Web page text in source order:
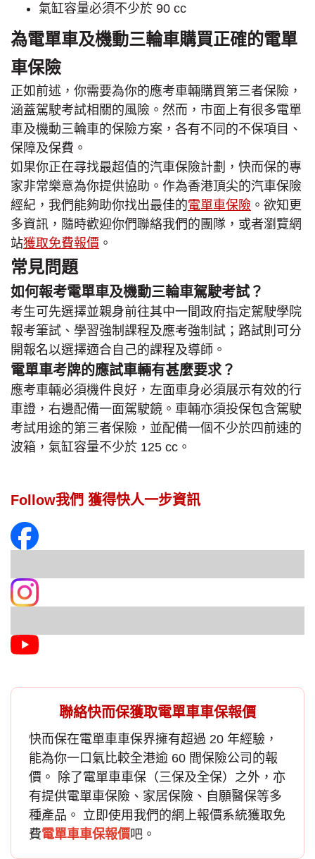
氣缸容量必須不少於 90 cc
為電單車及機動三輪車購買正確的電單
車保險
正如前述，你需要為你的應考車輛購買第三者保險，
涵蓋駕駛考試相關的風險。然而，市面上有很多電單
車及機動三輪車的保險方案，各有不同的不保項目、
保障及保費。
如果你正在尋找最超值的汽車保險計劃，快而保的專
家非常樂意為你提供協助。作為香港頂尖的汽車保險
經紀，我們能夠助你找出最佳的電單車保險 。欲知更
多資訊，隨時歡迎你們聯絡我們的團隊，或者瀏覽網
站獲取免費報價 。
常見問題
如何報考電單車及機動三輪車駕駛考試？
考生可先選擇並親身前往其中一間政府指定駕駛學院
報考筆試、學習強制課程及應考強制試；路試則可分
開報名以選擇適合自己的課程及導師。
電單車考牌的應試車輛有甚麼要求？
應考車輛必須機件良好，左面車身必須展示有效的行
車證，右邊配備一面駕駛鏡。車輛亦須投保包含駕駛
考試用途的第三者保險，並配備一個不少於四前速的
波箱，氣缸容量不少於 125 cc。
Follow我們 獲得快人一步資訊
聯絡快而保獲取電單車車保報價
快而保在電單車車保界擁有超過 20 年經驗，
能為你一口氣比較全港逾 60 間保險公司的報
價。 除了電單車車保（三保及全保）之外，亦
有提供電單車保險、家居保險、自願醫保等多
種產品。 立即使用我們的網上報價系統獲取免
費電單車車保報價吧。